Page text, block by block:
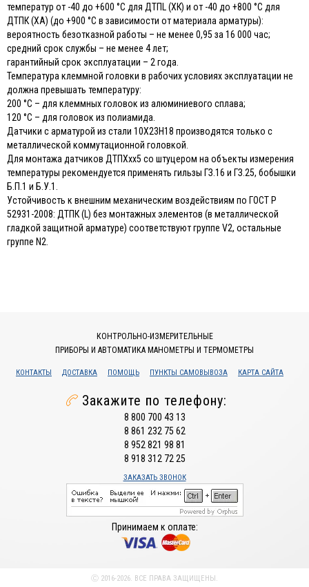
температур от -40 до +600 °С для ДТПL (ХК) и от -40 до +800 °С для
ДТПК (ХА) (до +900 °С в зависимости от материала арматуры):
вероятность безотказной работы – не менее 0,95 за 16 000 час;
средний срок службы – не менее 4 лет;
гарантийный срок эксплуатации – 2 года.
Температура клеммной головки в рабочих условиях эксплуатации не
должна превышать температуру:
200 °С – для клеммных головок из алюминиевого сплава;
120 °С – для головок из полиамида.
Датчики с арматурой из стали 10Х23Н18 производятся только с
металлической коммутационной головкой.
Для монтажа датчиков ДТПХхх5 со штуцером на объекты измерения
температуры рекомендуется применять гильзы ГЗ.16 и ГЗ.25, бобышки
Б.П.1 и Б.У.1.
Устойчивость к внешним механическим воздействиям по ГОСТ Р
52931-2008: ДТПК (L) без монтажных элементов (в металлической
гладкой защитной арматуре) соответствуют группе V2, остальные
группе N2.
КОНТРОЛЬНО-ИЗМЕРИТЕЛЬНЫЕ
ПРИБОРЫ И АВТОМАТИКА МАНОМЕТРЫ И ТЕРМОМЕТРЫ
КОНТАКТЫ ДОСТАВКА ПОМОЩЬ ПУНКТЫ САМОВЫВОЗА КАРТА САЙТА
Закажите по телефону:
8 800 700 43 13
8 861 232 75 62
8 952 821 98 81
8 918 312 72 25
ЗАКАЗАТЬ ЗВОНОК
Принимаем к оплате:
Ⓒ 2016-2026. ВСЕ ПРАВА ЗАЩИЩЕНЫ.